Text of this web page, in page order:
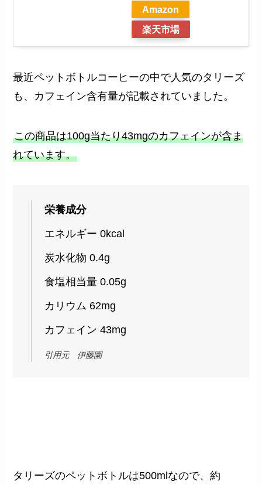
Amazon
楽天市場
最近ペットボトルコーヒーの中で人気のタリーズ
も、カフェイン含有量が記載されていました。
この商品は100g当たり43mgのカフェインが含ま
れています。
栄養成分
エネルギー 0kcal
炭水化物 0.4g
食塩相当量 0.05g
カリウム 62mg
カフェイン 43mg
引用元 伊藤園
タリーズのペットボトルは500mlなので、約